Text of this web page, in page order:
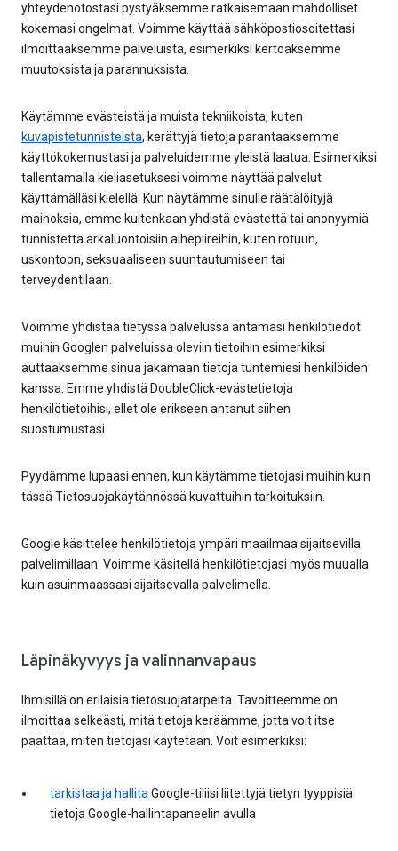
yhteydenotostasi pystyäksemme ratkaisemaan mahdolliset
kokemasi ongelmat. Voimme käyttää sähköpostiosoitettasi
ilmoittaaksemme palveluista, esimerkiksi kertoaksemme
muutoksista ja parannuksista.
Käytämme evästeistä ja muista tekniikoista, kuten
kuvapistetunnisteista, kerättyjä tietoja parantaaksemme
käyttökokemustasi ja palveluidemme yleistä laatua. Esimerkiksi
tallentamalla kieliasetuksesi voimme näyttää palvelut
käyttämälläsi kielellä. Kun näytämme sinulle räätälöityjä
mainoksia, emme kuitenkaan yhdistä evästettä tai anonyymiä
tunnistetta arkaluontoisiin aihepiireihin, kuten rotuun,
uskontoon, seksuaaliseen suuntautumiseen tai
terveydentilaan.
Voimme yhdistää tietyssä palvelussa antamasi henkilötiedot
muihin Googlen palveluissa oleviin tietoihin esimerkiksi
auttaaksemme sinua jakamaan tietoja tuntemiesi henkilöiden
kanssa. Emme yhdistä DoubleClick-evästetietoja
henkilötietoihisi, ellet ole erikseen antanut siihen
suostumustasi.
Pyydämme lupaasi ennen, kun käytämme tietojasi muihin kuin
tässä Tietosuojakäytännössä kuvattuihin tarkoituksiin.
Google käsittelee henkilötietoja ympäri maailmaa sijaitsevilla
palvelimillaan. Voimme käsitellä henkilötietojasi myös muualla
kuin asuinmaassasi sijaitsevalla palvelimella.
Läpinäkyvyys ja valinnanvapaus
Ihmisillä on erilaisia tietosuojatarpeita. Tavoitteemme on
ilmoittaa selkeästi, mitä tietoja keräämme, jotta voit itse
päättää, miten tietojasi käytetään. Voit esimerkiksi:
tarkistaa ja hallitaGoogle-tiliisi liitettyjä tietyn tyyppisiä
tietoja Google-hallintapaneelin avulla